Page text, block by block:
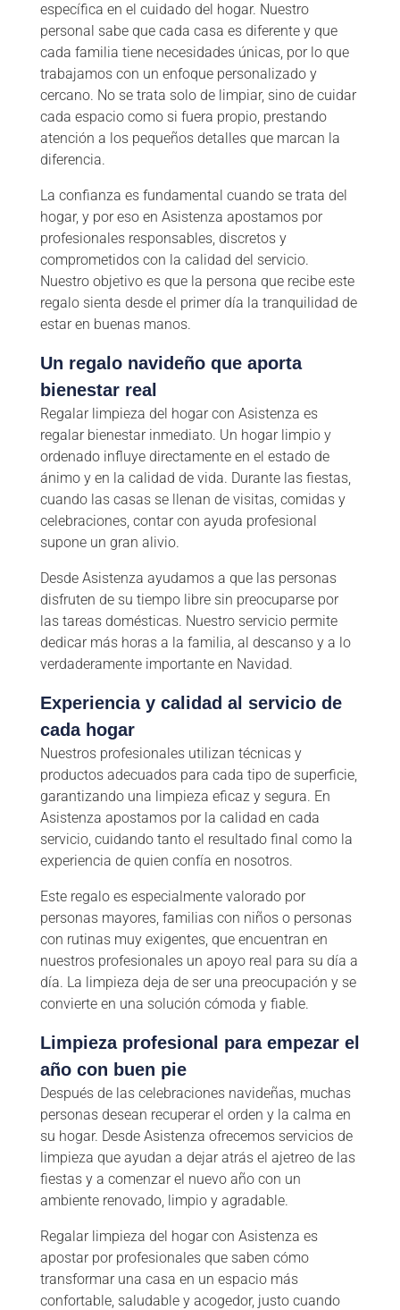
específica en el cuidado del hogar. Nuestro
personal sabe que cada casa es diferente y que
cada familia tiene necesidades únicas, por lo que
trabajamos con un enfoque personalizado y
cercano. No se trata solo de limpiar, sino de cuidar
cada espacio como si fuera propio, prestando
atención a los pequeños detalles que marcan la
diferencia.
La confianza es fundamental cuando se trata del
hogar, y por eso en Asistenza apostamos por
profesionales responsables, discretos y
comprometidos con la calidad del servicio.
Nuestro objetivo es que la persona que recibe este
regalo sienta desde el primer día la tranquilidad de
estar en buenas manos.
Un regalo navideño que aporta
bienestar real
Regalar limpieza del hogar con Asistenza es
regalar bienestar inmediato. Un hogar limpio y
ordenado influye directamente en el estado de
ánimo y en la calidad de vida. Durante las fiestas,
cuando las casas se llenan de visitas, comidas y
celebraciones, contar con ayuda profesional
supone un gran alivio.
Desde Asistenza ayudamos a que las personas
disfruten de su tiempo libre sin preocuparse por
las tareas domésticas. Nuestro servicio permite
dedicar más horas a la familia, al descanso y a lo
verdaderamente importante en Navidad.
Experiencia y calidad al servicio de
cada hogar
Nuestros profesionales utilizan técnicas y
productos adecuados para cada tipo de superficie,
garantizando una limpieza eficaz y segura. En
Asistenza apostamos por la calidad en cada
servicio, cuidando tanto el resultado final como la
experiencia de quien confía en nosotros.
Este regalo es especialmente valorado por
personas mayores, familias con niños o personas
con rutinas muy exigentes, que encuentran en
nuestros profesionales un apoyo real para su día a
día. La limpieza deja de ser una preocupación y se
convierte en una solución cómoda y fiable.
Limpieza profesional para empezar el
año con buen pie
Después de las celebraciones navideñas, muchas
personas desean recuperar el orden y la calma en
su hogar. Desde Asistenza ofrecemos servicios de
limpieza que ayudan a dejar atrás el ajetreo de las
fiestas y a comenzar el nuevo año con un
ambiente renovado, limpio y agradable.
Regalar limpieza del hogar con Asistenza es
apostar por profesionales que saben cómo
transformar una casa en un espacio más
confortable, saludable y acogedor, justo cuando